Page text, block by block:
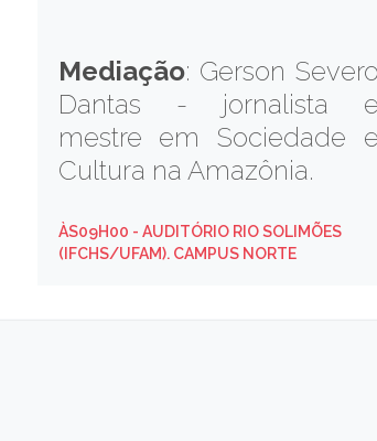
Mediação: Gerson Severo
Dantas - jornalista e
mestre em Sociedade e
Cultura na Amazônia.
ÀS09H00 - AUDITÓRIO RIO SOLIMÕES
(IFCHS/UFAM). CAMPUS NORTE